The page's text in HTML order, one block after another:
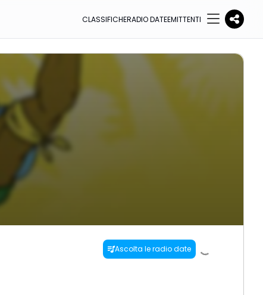
CLASSIFICHERADIO DATEEMITTENTI
Ascolta le radio date